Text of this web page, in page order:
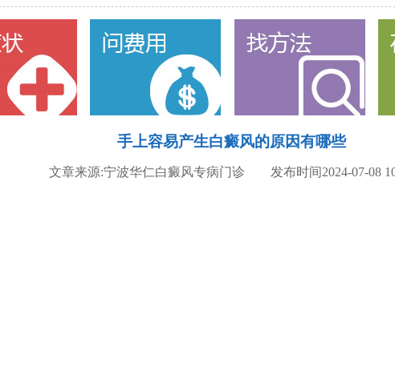
手上容易产生白癜风的原因有哪些
文章来源:宁波华仁白癜风专病门诊 发布时间2024-07-08